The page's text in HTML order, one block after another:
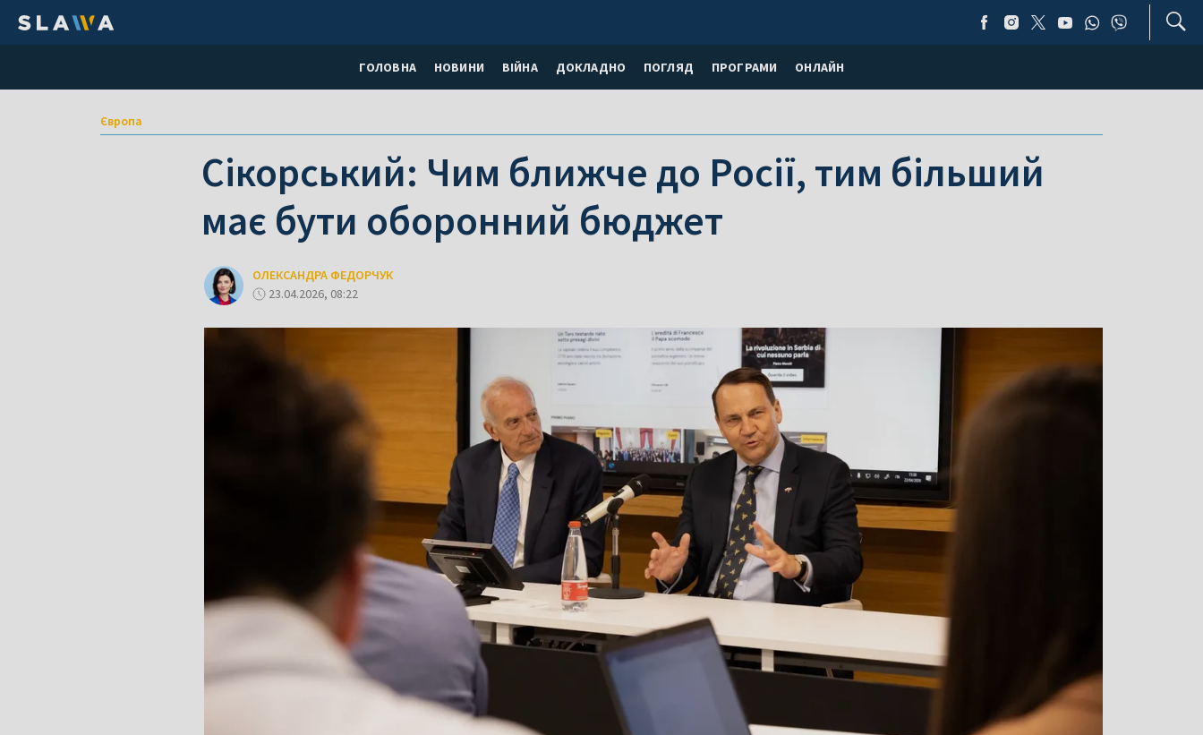
ГОЛОВНА НОВИНИ ВІЙНА ДОКЛАДНО ПОГЛЯД ПРОГРАМИ ОНЛАЙН
Європа
Сікорський: Чим ближче до Росії, тим більший
має бути оборонний бюджет
ОЛЕКСАНДРА ФЕДОРЧУК
23.04.2026, 08:22